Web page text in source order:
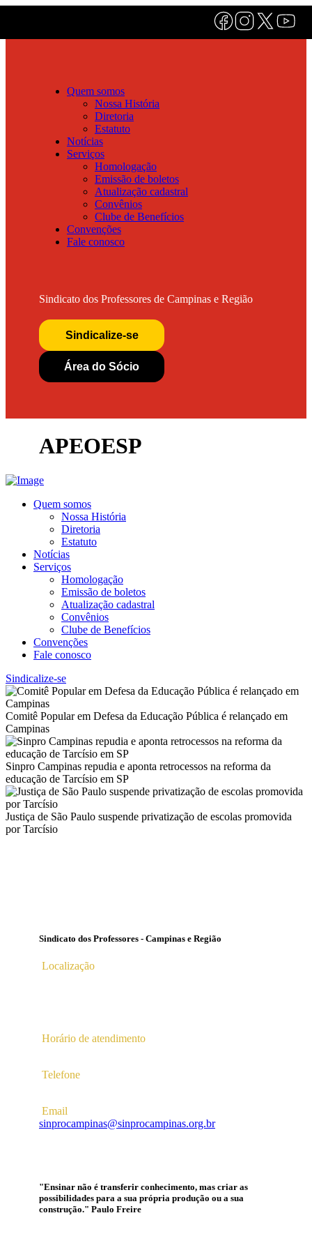
Quem somos
Nossa História
Diretoria
Estatuto
Notícias
Serviços
Homologação
Emissão de boletos
Atualização cadastral
Convênios
Clube de Benefícios
Convenções
Fale conosco
Sindicato dos Professores de Campinas e Região
Sindicalize-se
Área do Sócio
APEOESP
Quem somos
Nossa História
Diretoria
Estatuto
Notícias
Serviços
Homologação
Emissão de boletos
Atualização cadastral
Convênios
Clube de Benefícios
Convenções
Fale conosco
Sindicalize-se
Comitê Popular em Defesa da Educação Pública é relançado em
Campinas
Sinpro Campinas repudia e aponta retrocessos na reforma da
educação de Tarcísio em SP
Justiça de São Paulo suspende privatização de escolas promovida
por Tarcísio
Sindicato dos Professores - Campinas e Região
Localização
Horário de atendimento
Telefone
Email
sinprocampinas@sinprocampinas.org.br
"Ensinar não é transferir conhecimento, mas criar as
possibilidades para a sua própria produção ou a sua
construção." Paulo Freire